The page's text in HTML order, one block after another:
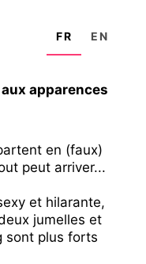
FR EN
apparences
en (faux)
peut arriver...
et hilarante,
jumelles et
sont plus forts